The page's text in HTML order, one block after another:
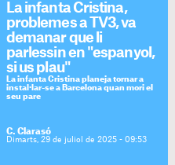
La infanta Cristina,
problemes a TV3, va
demanar que li
parlessin en "espanyol,
si us plau"
La infanta Cristina planeja tornar a
instal·lar-se a Barcelona quan mori el
seu pare
C. Clarasó
Dimarts, 29 de juliol de 2025 - 09:53